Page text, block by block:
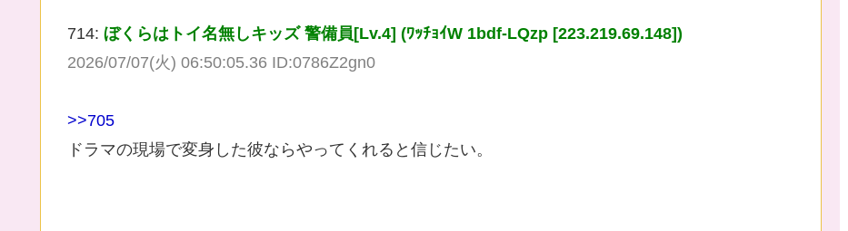
714: ぼくらはトイ名無しキッズ 警備員[Lv.4] (ﾜｯﾁｮｲW 1bdf-LQzp [223.219.69.148])
2026/07/07(火) 06:50:05.36 ID:0786Z2gn0
>>705
ドラマの現場で変身した彼ならやってくれると信じたい。